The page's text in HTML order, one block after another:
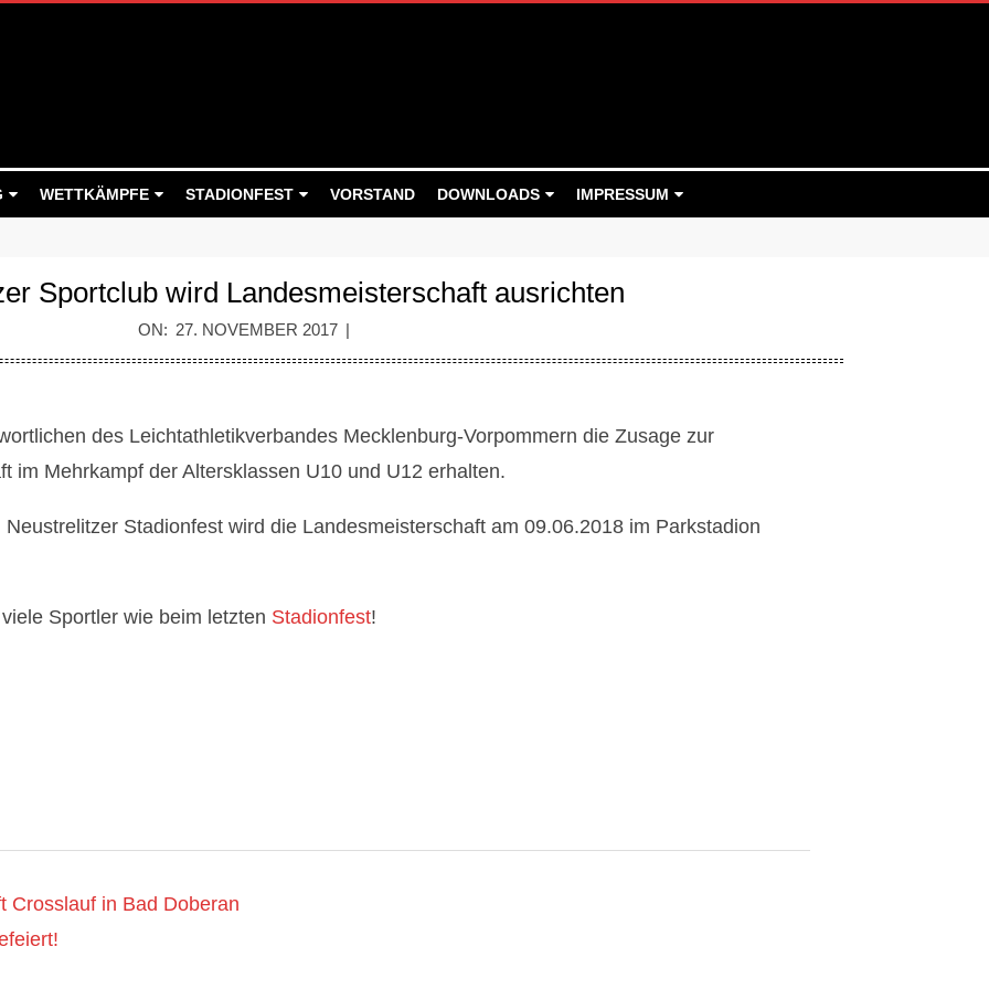
WETTKÄMPFE STADIONFEST VORSTAND DOWNLOADS IMPRESSUM
Sportclub wird Landesmeisterschaft ausrichten
ON: 27. NOVEMBER 2017
des Leichtathletikverbandes Mecklenburg-Vorpommern die Zusage zur
im Mehrkampf der Altersklassen U10 und U12 erhalten.
Stadionfest wird die Landesmeisterschaft am 09.06.2018 im Parkstadion
Sportler wie beim letzten Stadionfest!
Crosslauf in Bad Doberan